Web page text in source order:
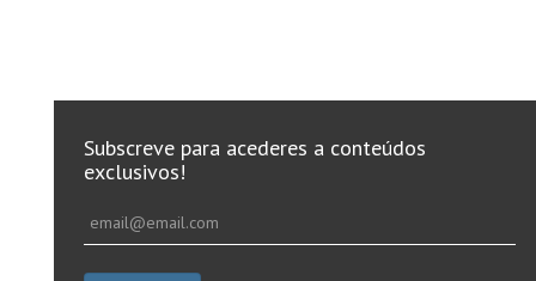
Subscreve para acederes a conteúdos
exclusivos!